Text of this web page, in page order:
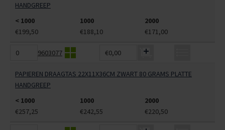
HANDGREEP
< 1000
1000
2000
€199,50
€188,10 €171,00
9603077 €0,00
PAPIEREN DRAAGTAS 22X11X36CM ZWART 80 GRAMS PLATTE
HANDGREEP
< 1000
1000
2000
€257,25
€242,55 €220,50